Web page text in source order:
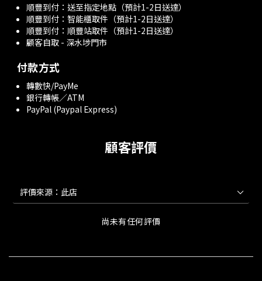
順豐到付：送至指定地點（預計1-2日送達）
順豐到付：智能櫃取件（預計1-2日送達）
順豐到付：順豐站取件（預計1-2日送達）
顧客自取 - 深水埗門市
付款方式
轉數快/PayMe
銀行轉帳／ATM
PayPal (Paypal Express)
顧客評價
尚未有任何評價